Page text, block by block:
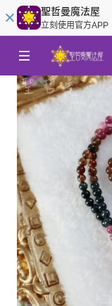
聖哲曼魔法屋
立刻使用官方APP